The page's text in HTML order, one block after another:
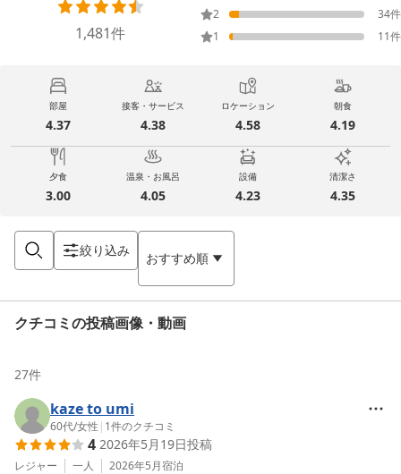
1,481件
2
34件
1
11件
部屋
4.37
接客・サービス
4.38
ロケーション
4.58
朝食
4.19
夕食
3.00
温泉・お風呂
4.05
設備
4.23
清潔さ
4.35
絞り込み おすすめ順
クチコミの投稿画像・動画
27件
kaze to umi
60代/女性 | 1件のクチコミ
4 2026年5月19日投稿
レジャー 一人 2026年5月宿泊